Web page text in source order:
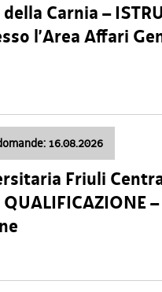
Carnia –
l’Area Affari
16.08.2026
Friuli